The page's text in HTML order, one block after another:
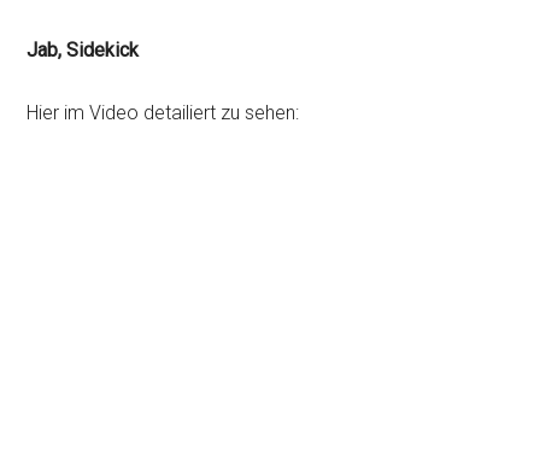
Jab, Sidekick
Hier im Video detailiert zu sehen: